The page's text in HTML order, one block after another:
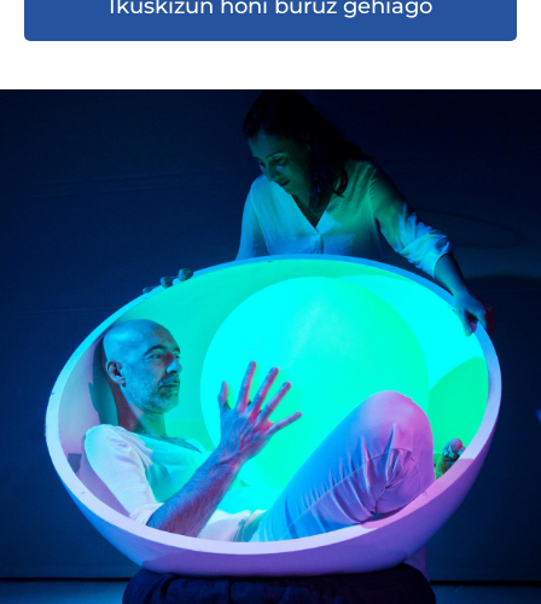
Ikuskizun honi buruz gehiago